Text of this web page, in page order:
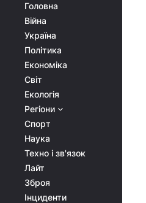
Головна
Війна
Україна
Політика
Економіка
Світ
Екологія
Регіони
Спорт
Наука
Техно і зв'язок
Лайт
Зброя
Інциденти